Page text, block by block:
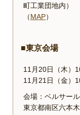
町工業団地内）
（MAP）
■東京会場
11月20日（木）
11月21日（金）
会場：ベルサー
東京都南区六本